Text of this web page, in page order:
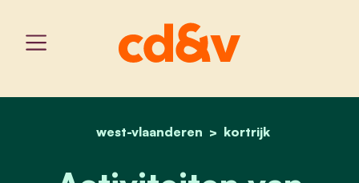
home
west-vlaanderen kortrijk
activiteiten van onze